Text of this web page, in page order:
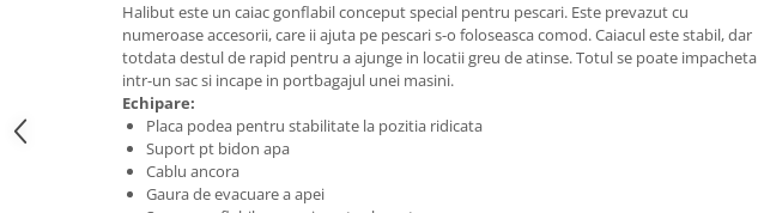
Jachete impermeabile
Costume uscate
Haine thermo și protecție UV
Fuste de valuri
Căști de protecție
Siguranță, accesorii
Halibut este un caiac gonflabil conceput special pentru pescari. Este prevazut cu
numeroase accesorii, care ii ajuta pe pescari s-o foloseasca comod. Caiacul este stabil, dar
totdata destul de rapid pentru a ajunge in locatii greu de atinse. Totul se poate impacheta
intr-un sac si incape in portbagajul unei masini.
Echipare:
Placa podea pentru stabilitate la pozitia ridicata
Suport pt bidon apa
Cablu ancora
Gaura de evacuare a apei